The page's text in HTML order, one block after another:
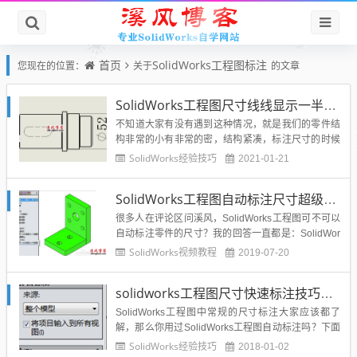
您现在的位置： 首页 关于SolidWorks工程图标注 的文章
SolidWorks工程图尺寸线线显示一半隐藏一半的技巧-亲测可用
不知道大家有没有遇到这种情况，就是我们的零件结
构非常的小有非常的密，结构紧凑，标注尺寸的时候
如果尺寸两端的箭头都显示，显得图纸非常的拥挤，
下是怎么操作的。改造前：改造后：具体我们的操作
技巧：1、首先...
SolidWorks经验技巧 2021-01-21
SolidWorks工程图自动标注尺寸超级简单，但是想好看，却很难
很多人在评论区问溪风，SolidWorks工程图可不可以
自动标注零件的尺寸？我的回答一直都是：SolidWor
ks工程图自动标注尺寸很简单，但是要美观得体，却
dWorks工程图，然后放好需要的...
SolidWorks视频教程 2019-07-20
solidworks工程图尺寸快速标注技巧总结
SolidWorks工程图中常规的尺寸标注大家应该都了
解，那么你用过SolidWorks工程图自动标注吗？下面
分享关于SolidWorks自动标注的技巧总结：一、自动
SolidWorks经验技巧 2018-01-02